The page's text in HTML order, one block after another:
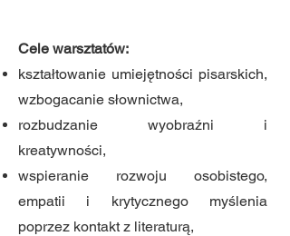
Cele warsztatów:
kształtowanie umiejętności pisarskich,
wzbogacanie słownictwa,
rozbudzanie wyobraźni i
kreatywności,
wspieranie rozwoju osobistego,
empatii i krytycznego myślenia
poprzez kontakt z literaturą,